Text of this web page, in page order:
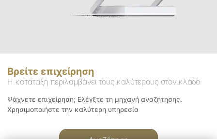
Βρείτε επιχείρηση
Η κατάταξη περιλαμβάνει τους καλύτερους στον κλάδο
Ψάχνετε επιχείρηση; Ελέγξτε τη μηχανή αναζήτησης.
Χρησιμοποιήστε την καλύτερη υπηρεσία